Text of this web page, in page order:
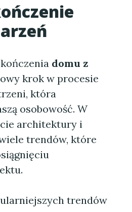
domu z
krok w procesie
która
osobowość. W
architektury i
trendów, które
trendów